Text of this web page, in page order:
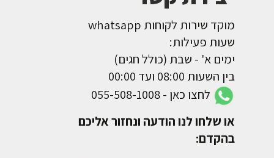
מוקד שירות לקוחות whatsapp
שעות פעילות:
ימים א' - שבת (כולל חגים)
בין השעות 08:00 ועד 00:00
לחצו כאן - 055-508-1008
או שלחו לנו הודעה ונחזור אליכם
בהקדם: